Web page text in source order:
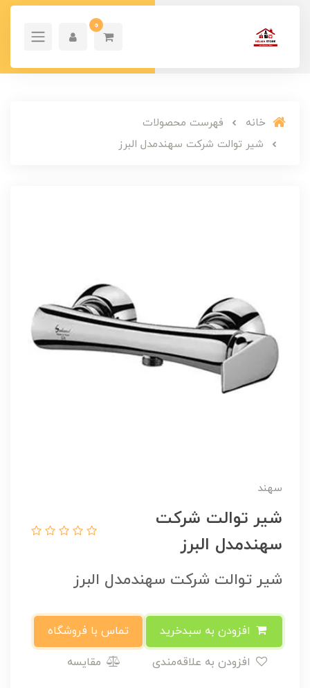
0
خانه
فهرست محصولات
شیر توالت شرکت سهندمدل البرز
سهند
شیر توالت شرکت
سهندمدل البرز
شیر توالت شرکت سهندمدل البرز
تماس با فروشگاه
مقایسه